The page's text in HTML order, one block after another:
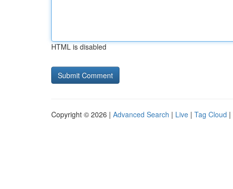
HTML is disabled
Copyright © 2026 | Advanced Search | Live | Tag Cloud |